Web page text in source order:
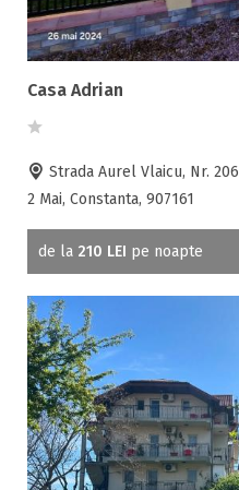
Casa Adrian
Strada Aurel Vlaicu, Nr. 206
2 Mai, Constanta, 907161
de la 210 LEI pe noapte